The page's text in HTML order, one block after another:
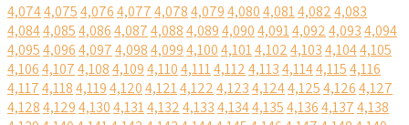
4,0744,0754,0764,0774,0784,0794,0804,0814,0824,083
4,0844,0854,0864,0874,0884,0894,0904,0914,0924,0934,094
4,0954,0964,0974,0984,0994,1004,1014,1024,1034,1044,105
4,1064,1074,1084,1094,1104,1114,1124,1134,1144,1154,116
4,1174,1184,1194,1204,1214,1224,1234,1244,1254,1264,127
4,1284,1294,1304,1314,1324,1334,1344,1354,1364,1374,138